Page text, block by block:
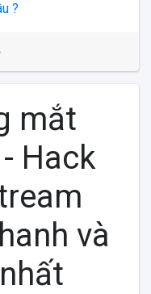
?
mắt
Hack
và